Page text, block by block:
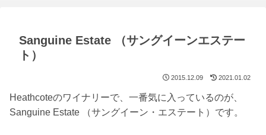
Sanguine Estate （サングイーンエステー
ト）
2015.12.09 2021.01.02
Heathcoteのワイナリーで、一番気に入っているのが、
Sanguine Estate （サングイーン・エステート）です。